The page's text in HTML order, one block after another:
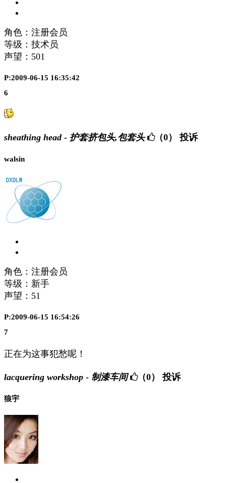
角色：注册会员
等级：技术员
声望： 501
P:2009-06-15 16:35:42
6
sheathing head - 护套挤包头,包套头 （0） 投诉
walsin
角色：注册会员
等级：新手
声望： 51
P:2009-06-15 16:54:26
7
正在为这事犯愁呢！
lacquering workshop - 制漆车间 （0） 投诉
狼宇